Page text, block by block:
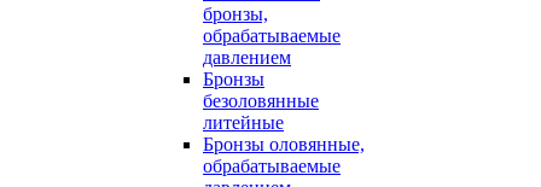
бронзы,
обрабатываемые
давлением
Бронзы
безоловянные
литейные
Бронзы оловянные,
обрабатываемые